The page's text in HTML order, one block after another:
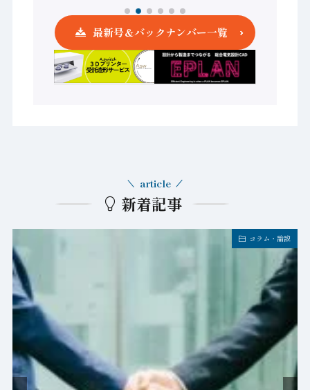
最新号＆バックナンバー一覧
新着記事
article
コラム・論説